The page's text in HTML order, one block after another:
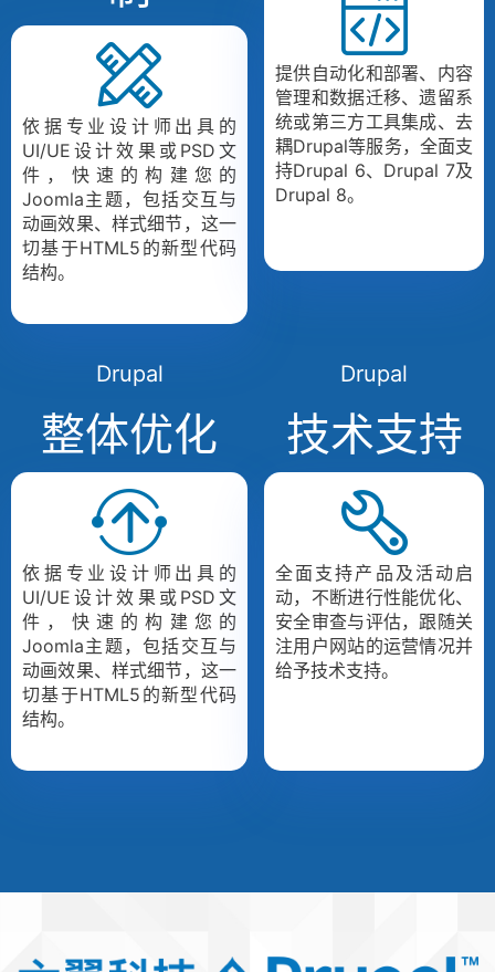
依据专业设计师出具的
UI/UE设计效果或PSD文
件，快速的构建您的
Joomla主题，包括交互与
动画效果、样式细节，这一
切基于HTML5的新型代码
结构。
提供自动化和部署、内容
管理和数据迁移、遗留系
统或第三方工具集成、去
耦Drupal等服务，全面支
持Drupal 6、Drupal 7及
Drupal 8。
Drupal
整体优化
依据专业设计师出具的
UI/UE设计效果或PSD文
件，快速的构建您的
Joomla主题，包括交互与
动画效果、样式细节，这一
切基于HTML5的新型代码
结构。
Drupal
技术支持
全面支持产品及活动启
动，不断进行性能优化、
安全审查与评估，跟随关
注用户网站的运营情况并
给予技术支持。